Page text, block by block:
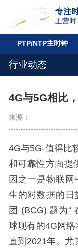
专注
主营
PTP/NTP主时钟
行业动态
4G与5G相比
来源：
4G与5G-值得比
和可靠性方面提
因之一是物联
生的对数据的日
团 (BCG) 题为“
球现有的4G网络
直到2021年。